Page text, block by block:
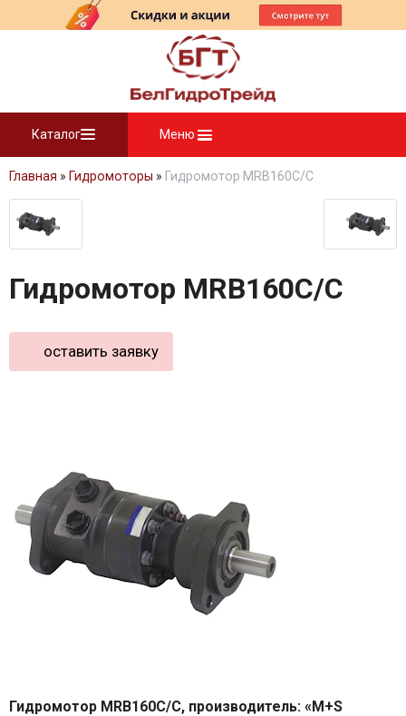
Каталог Меню
Главная » Гидромоторы » Гидромотор MRB160C/C
Гидромотор MRB160C/C
оставить заявку
Гидромотор MRB160C/C, производитель: «M+S